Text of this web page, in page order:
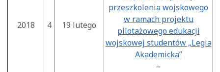
2018 4 19 lutego
przeszkolenia wojskowego
w ramach projektu
pilotażowego edukacji
wojskowej studentów „Legia
Akademicka”
–